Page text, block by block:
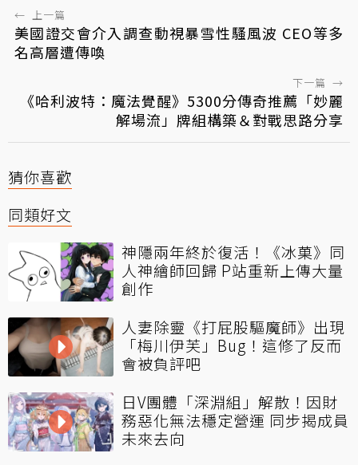
← 上一篇
美國證交會介入調查動視暴雪性騷風波 CEO等多
名高層遭傳喚
下一篇 →
《哈利波特：魔法覺醒》5300分傳奇推薦「妙麗
解場流」牌組構築＆對戰思路分享
猜你喜歡
同類好文
神隱兩年終於復活！《冰菓》同
人神繪師回歸 P站重新上傳大量
創作
人妻除靈《打屁股驅魔師》出現
「梅川伊芙」Bug！這修了反而
會被負評吧
日V團體「深淵組」解散！因財
務惡化無法穩定營運 同步揭成員
未來去向